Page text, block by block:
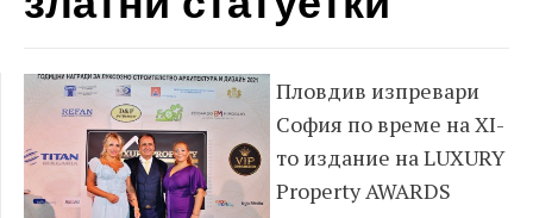
Пловдив изпревари
София по време на XI-
то издание на LUXURY
Property AWARDS